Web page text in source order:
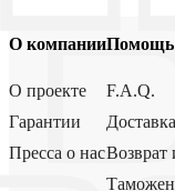
О компании
О проекте
Гарантии
Пресса о нас
Помощь
F.A.Q.
Доставка
Возврат